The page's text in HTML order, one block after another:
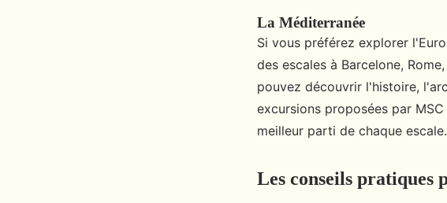
La Méditerranée
Si vous préférez explorer
des escales à Barcelone,
pouvez découvrir l'histoire,
excursions proposées par
meilleur parti de chaque escale.
Les conseils pratiques